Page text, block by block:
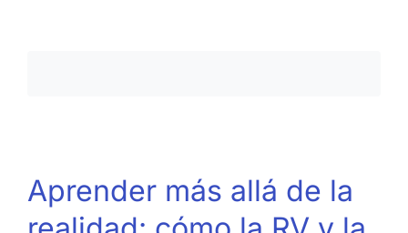
Aprender más allá de la